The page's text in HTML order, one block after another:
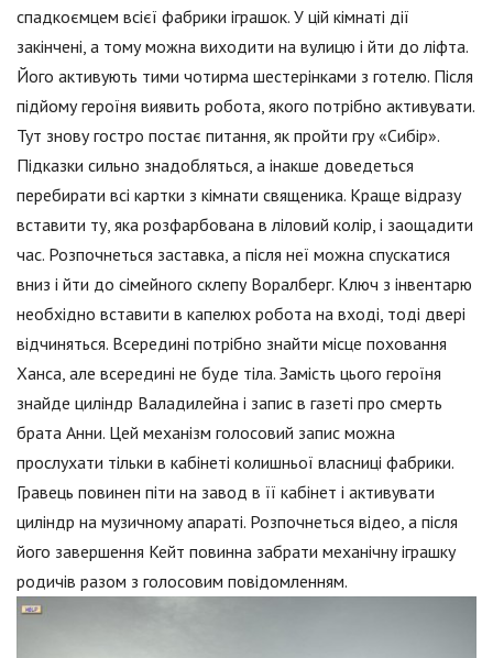
спадкоємцем всієї фабрики іграшок. У цій кімнаті дії
закінчені, а тому можна виходити на вулицю і йти до ліфта.
Його активують тими чотирма шестерінками з готелю. Після
підйому героїня виявить робота, якого потрібно активувати.
Тут знову гостро постає питання, як пройти гру «Сибір».
Підказки сильно знадобляться, а інакше доведеться
перебирати всі картки з кімнати священика. Краще відразу
вставити ту, яка розфарбована в ліловий колір, і заощадити
час. Розпочнеться заставка, а після неї можна спускатися
вниз і йти до сімейного склепу Воралберг. Ключ з інвентарю
необхідно вставити в капелюх робота на вході, тоді двері
відчиняться. Всередині потрібно знайти місце поховання
Ханса, але всередині не буде тіла. Замість цього героїня
знайде циліндр Валадилейна і запис в газеті про смерть
брата Анни. Цей механізм голосовий запис можна
прослухати тільки в кабінеті колишньої власниці фабрики.
Гравець повинен піти на завод в її кабінет і активувати
циліндр на музичному апараті. Розпочнеться відео, а після
його завершення Кейт повинна забрати механічну іграшку
родичів разом з голосовим повідомленням.